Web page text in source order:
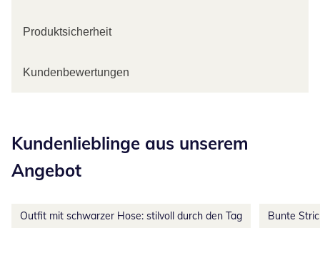
Produktsicherheit
Kundenbewertungen
Kundenlieblinge aus unserem
Angebot
Outfit mit schwarzer Hose: stilvoll durch den Tag Bunte